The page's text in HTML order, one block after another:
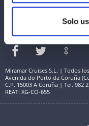
Solo
Miramar Cruises S.L. | Todos
Avenida do Porto da Coruña
C.P. 15003 A Coruña | Tel. 982
REAT: XG-CO-655